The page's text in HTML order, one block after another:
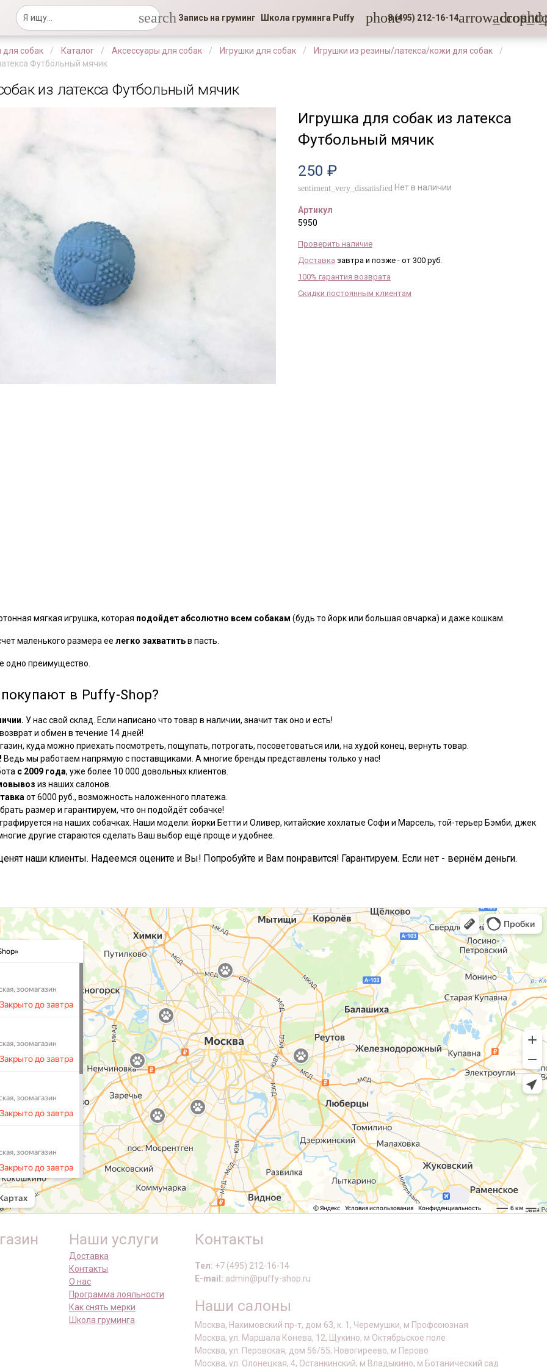
search Запись на груминг Школа груминга Puffy phone8 (495) 212-16-14
для собак Каталог Аксессуары для собак Игрушки для собак
Игрушки из резины/латекса/кожи для собак
Футбольный мячик
из латекса Футбольный мячик
Игрушка для собак из латекса
Футбольный мячик
250 ₽
sentiment_very_dissatisfied Нет в наличии
Артикул
5950
Проверить наличие
Доставка завтра и позже - от 300 руб.
100% гарантия возврата
Скидки постоянным клиентам
мягкая игрушка, которая подойдет абсолютно всем собакам (будь то йорк или большая овчарка) и даже кошкам.
маленького размера ее легко захватитьв пасть.
одно преимущество.
в Puffy-Shop?
У нас свой склад. Если написано что товар в наличии, значит так оно и есть!
и обмен в течение 14 дней!
куда можно приехать посмотреть, пощупать, потрогать, посоветоваться или, на худой конец, вернуть товар.
Ведь мы работаем напрямую с поставщиками. А многие бренды представлены только у нас!
с 2009 года, уже более 10 000 довольных клиентов.
из наших салонов.
от 6000 руб., возможность наложенного платежа.
размер и гарантируем, что он подойдёт собачке!
на наших собачках. Наши модели: йорки Бетти и Оливер, китайские хохлатые Софи и Марсель, той-терьер Бэмби, джек
другие стараются сделать Ваш выбор ещё проще и удобнее.
наши клиенты. Надеемся оцените и Вы! Попробуйте и Вам понравится! Гарантируем. Если нет - вернём деньги.
Наши услуги
Доставка
Контакты
О нас
Программа лояльности
Как снять мерки
Школа груминга
Контакты
Тел: +7 (495) 212-16-14
E-mail: admin@puffy-shop.ru
Наши салоны
Москва, Нахимовский пр-т, дом 63, к. 1, Черемушки, м Профсоюзная
Москва, ул. Маршала Конева, 12, Щукино, м Октябрьское поле
Москва, ул. Перовская, дом 56/55, Новогиреево, м Перово
Москва, ул. Олонецкая, 4, Останкинский, м Владыкино, м Ботанический сад